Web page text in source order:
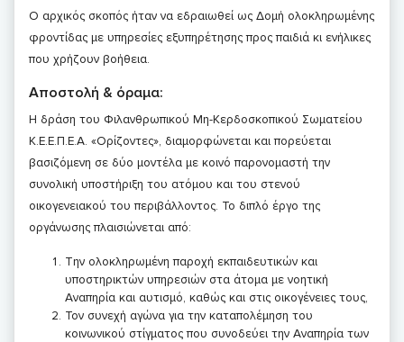
Ο αρχικός σκοπός ήταν να εδραιωθεί ως Δομή ολοκληρωμένης
φροντίδας με υπηρεσίες εξυπηρέτησης προς παιδιά κι ενήλικες
που χρήζουν βοήθεια.
Αποστολή & όραμα:
Η δράση του Φιλανθρωπικού Μη-Κερδοσκοπικού Σωματείου
Κ.Ε.Ε.Π.Ε.Α. «Ορίζοντες», διαμορφώνεται και πορεύεται
βασιζόμενη σε δύο μοντέλα με κοινό παρονομαστή την
συνολική υποστήριξη του ατόμου και του στενού
οικογενειακού του περιβάλλοντος. Το διπλό έργο της
οργάνωσης πλαισιώνεται από:
Την ολοκληρωμένη παροχή εκπαιδευτικών και
υποστηρικτών υπηρεσιών στα άτομα με νοητική
Αναπηρία και αυτισμό, καθώς και στις οικογένειες τους,
Τον συνεχή αγώνα για την καταπολέμηση του
κοινωνικού στίγματος που συνοδεύει την Αναπηρία των